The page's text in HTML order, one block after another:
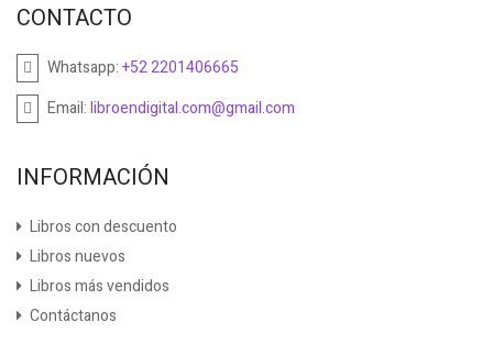
CONTACTO
Whatsapp:+52 2201406665
Email:libroendigital.com@gmail.com
INFORMACIÓN
Libros con descuento
Libros nuevos
Libros más vendidos
Contáctanos